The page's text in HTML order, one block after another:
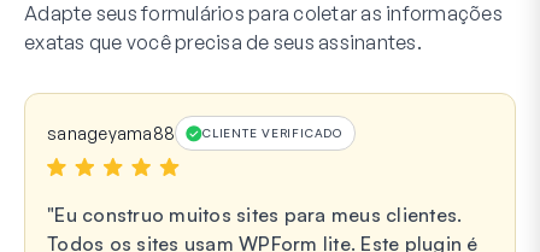
Adapte seus formulários para coletar as informações
exatas que você precisa de seus assinantes.
sanageyama88 CLIENTE VERIFICADO
Eu construo muitos sites para meus clientes.
Todos os sites usam WPForm lite. Este plugin é